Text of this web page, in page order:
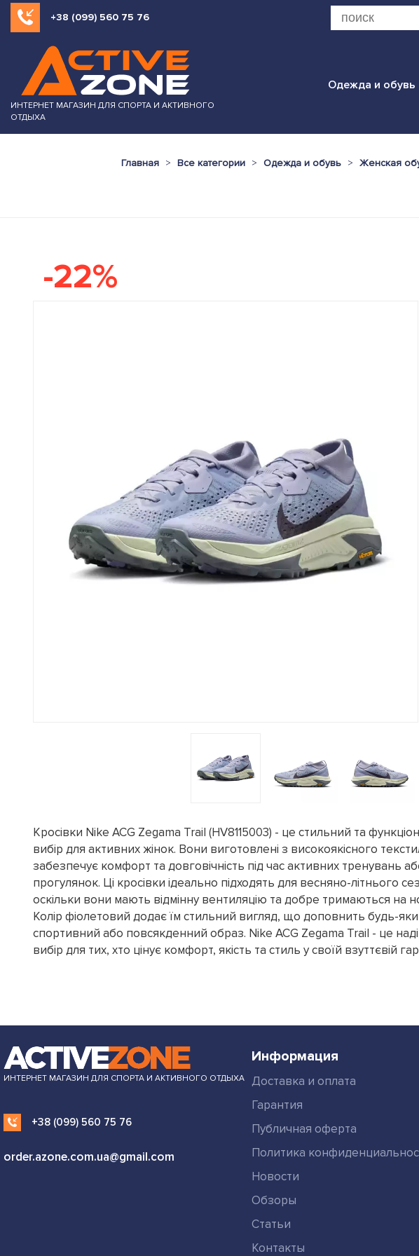
+38 (099) 560 75 76
ИНТЕРНЕТ МАГАЗИН ДЛЯ СПОРТА И АКТИВНОГО
ОТДЫХА
Одежда и обувь
Главная Все категории Одежда и обувь Женская
-22%
Кросівки Nike ACG Zegama Trail (HV8115003) - це стильний та
вибір для активних жінок. Вони виготовлені з високоякісного
забезпечує комфорт та довговічність під час активних тренувань
прогулянок. Ці кросівки ідеально підходять для весняно-літнього
оскільки вони мають відмінну вентиляцію та добре тримаються на
Колір фіолетовий додає їм стильний вигляд, що доповнить будь-
спортивний або повсякденний образ. Nike ACG Zegama Trail - це
вибір для тих, хто цінує комфорт, якість та стиль у своїй взуттєвій
ИНТЕРНЕТ МАГАЗИН ДЛЯ СПОРТА И АКТИВНОГО ОТДЫХА
+38 (099) 560 75 76
order.azone.com.ua@gmail.com
Информация
Доставка и оплата
Гарантия
Публичная оферта
Политика
Новости
Обзоры
Статьи
Контакты